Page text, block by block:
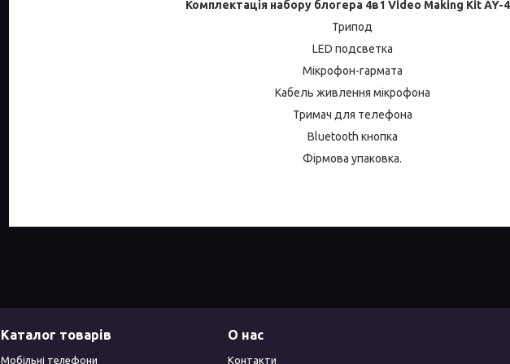
Комплектація набору блогера 4в1 Video Making Kit AY-
Трипод
LED подсветка
Мікрофон-гармата
Кабель живлення мікрофона
Тримач для телефона
Bluetooth кнопка
Фірмова упаковка.
Каталог товарів
Мобільні телефони
О нас
Контакти